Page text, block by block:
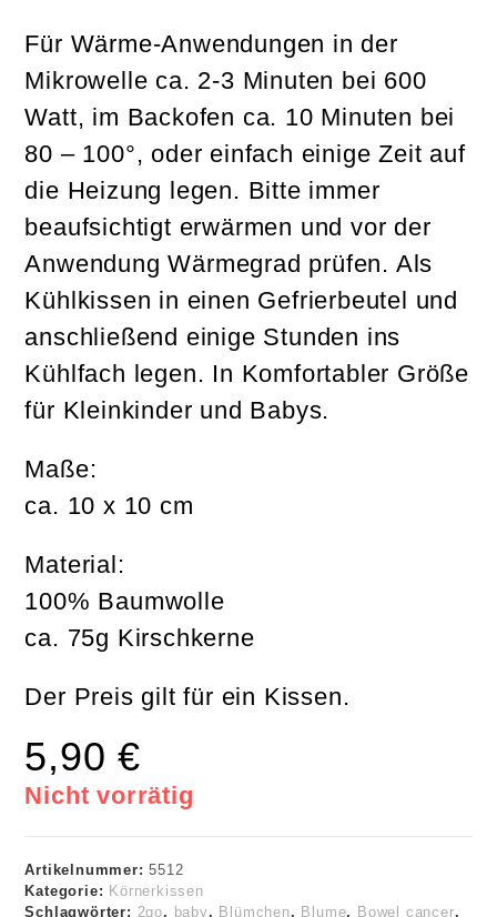
Für Wärme-Anwendungen in der
Mikrowelle ca. 2-3 Minuten bei 600
Watt, im Backofen ca. 10 Minuten bei
80 – 100°, oder einfach einige Zeit auf
die Heizung legen. Bitte immer
beaufsichtigt erwärmen und vor der
Anwendung Wärmegrad prüfen. Als
Kühlkissen in einen Gefrierbeutel und
anschließend einige Stunden ins
Kühlfach legen. In Komfortabler Größe
für Kleinkinder und Babys.
Maße:
ca. 10 x 10 cm
Material:
100% Baumwolle
ca. 75g Kirschkerne
Der Preis gilt für ein Kissen.
5,90€
Nicht vorrätig
Artikelnummer:5512
Kategorie: Körnerkissen
Schlagwörter: 2go, baby , Blümchen, Blume, Bowel cancer,